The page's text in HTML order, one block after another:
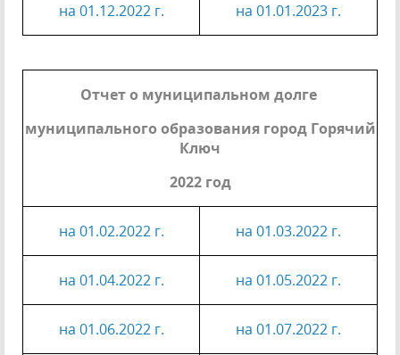
на 01.12.2022 г. на 01.01.2023 г.
Отчет о муниципальном долге
муниципального образования город Горячий
Ключ
2022 год
на 01.02.2022 г. на 01.03.2022 г.
на 01.04.2022 г. на 01.05.2022 г.
на 01.06.2022 г. на 01.07.2022 г.